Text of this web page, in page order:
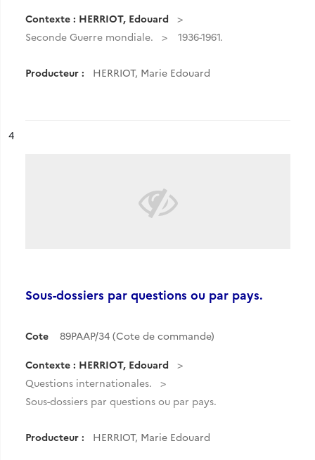
Contexte : HERRIOT, Edouard
Seconde Guerre mondiale.
1936-1961.
Producteur : HERRIOT, Marie Edouard
n°
4
Sous-dossiers par questions ou par pays.
Cote 89PAAP/34 (Cote de commande)
Contexte : HERRIOT, Edouard
Questions internationales.
Sous-dossiers par questions ou par pays.
Producteur : HERRIOT, Marie Edouard